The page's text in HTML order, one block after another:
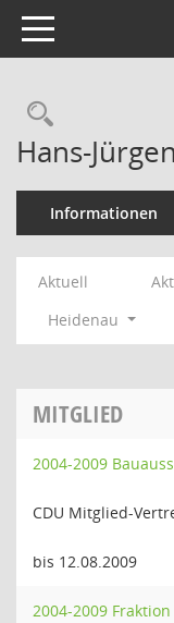
Toggle navigation
Hans-
Informationen
Aktuell
Heidenau
MITGLIED
2004-2009
CDU Mitglied-
bis 12.08.2009
2004-2009 Fraktion